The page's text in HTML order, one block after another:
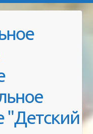
"Детский